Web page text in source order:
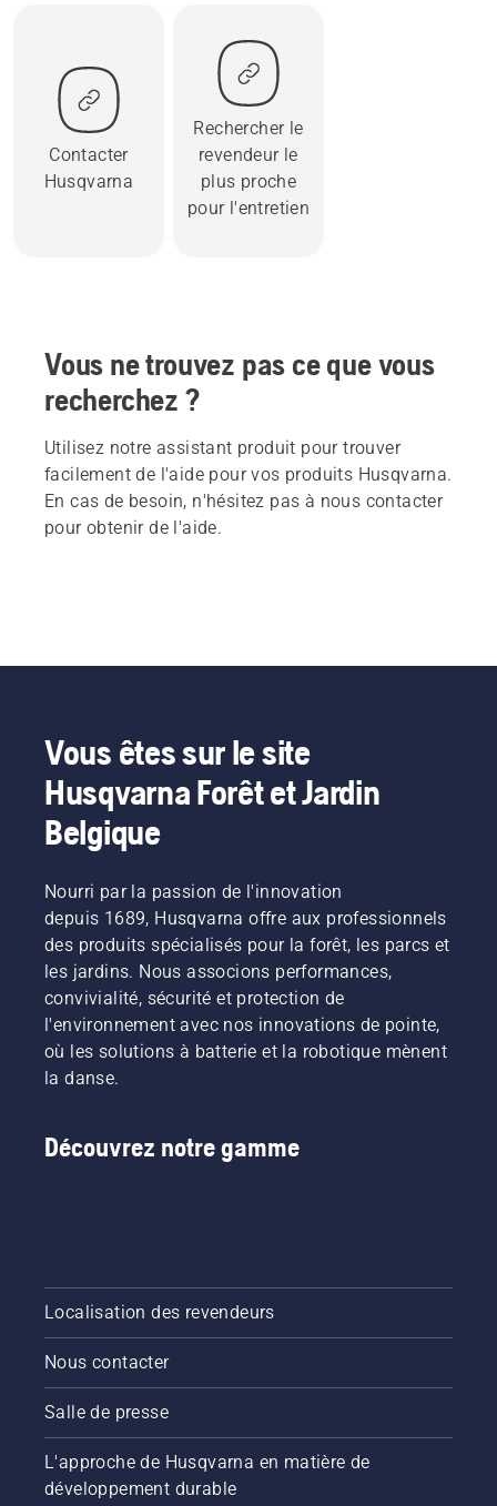
Contacter
Husqvarna
Rechercher le
revendeur le
plus proche
pour l'entretien
Vous ne trouvez pas ce que vous
recherchez ?
Utilisez notre assistant produit pour trouver
facilement de l'aide pour vos produits Husqvarna.
En cas de besoin, n'hésitez pas à nous contacter
pour obtenir de l'aide.
Vous êtes sur le site
Husqvarna Forêt et Jardin
Belgique
Nourri par la passion de l'innovation
depuis 1689, Husqvarna offre aux professionnels
des produits spécialisés pour la forêt, les parcs et
les jardins. Nous associons performances,
convivialité, sécurité et protection de
l'environnement avec nos innovations de pointe,
où les solutions à batterie et la robotique mènent
la danse.
Découvrez notre gamme
Localisation des revendeurs
Nous contacter
Salle de presse
L'approche de Husqvarna en matière de
développement durable